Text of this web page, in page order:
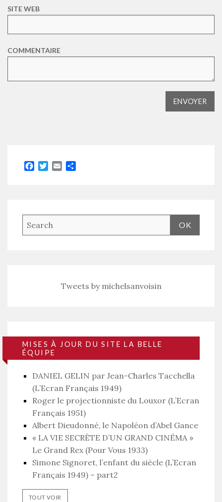
SITE WEB
COMMENTAIRE
Facebook
TwitterEmail
Tweets by michelsanvoisin
MISES À JOUR DU SITE LA BELLE
ÉQUIPE
DANIEL GELIN par Jean-Charles Tacchella
(L’Ecran Français 1949)
Roger le projectionniste du Louxor (L’Ecran
Français 1951)
Albert Dieudonné, le Napoléon d’Abel Gance
« LA VIE SECRÈTE D’UN GRAND CINÉMA »
Le Grand Rex (Pour Vous 1933)
Simone Signoret, l’enfant du siècle (L’Ecran
Français 1949) – part2
TOUT VOIR